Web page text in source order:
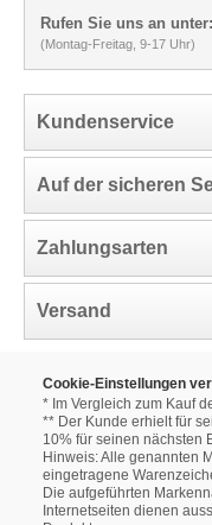
Rufen Sie uns an unter:
(Montag-Freitag, 9-17 Uhr)
Kundenservice
Auf der sicheren
Zahlungsarten
Versand
Cookie-Einstellungen
* Im Vergleich zum Kauf
** Der Kunde erhielt für
10% für seinen nächsten
Hinweis: Alle genannten
eingetragene
Die aufgeführten
Internetseiten dienen